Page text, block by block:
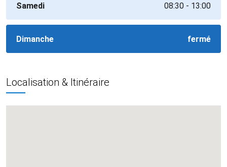
Samedi 08:30 - 13:00
Dimanche fermé
Localisation & Itinéraire